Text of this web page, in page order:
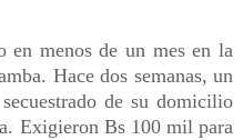
en menos de un mes en la
Hace dos semanas, un
de su domicilio
Exigieron Bs 100 mil para